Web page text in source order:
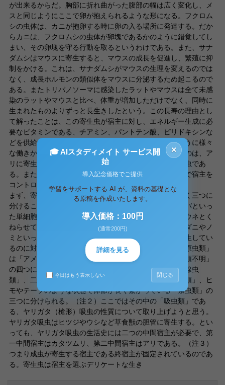
が出来るからだ。胸部に折れ曲がった腹部の幅は広く変化し、メ
スと同じようにここで卵が抱えられるような形になる。フクロム
シの虫体は、カニが抱卵する時に卵の入る場所に発達する。だか
らカニは、フクロムシの虫体が卵塊であるかのように錯覚してし
まい、その卵塊を守る行動を取るというわけである。また、サナ
ダムシはマウスに寄生すると、マウスの成長を促進し、繁殖に抑
制をかける。これは、サナダムシがマウスの生理を変えるのでは
なく、成長ホルモンの類似体をマウスに分泌するため起こるので
ある。またトリパノソーマに感染したラットやマウスは全て未感
染のラットやマウスと比べ、体重が増加しただけでなく、同時に
生まれたものよりずっと長生きしたという。この長寿の理由とし
て解ったことは、この寄生虫が宿主に対し、エネルギー生成に必
要なビタミンである、チアミン、パントテン酸、ピリドキシンな
どを供給したため、ということである。（注１）このように様々
な働きかけを行う寄生虫の中で、私が最も興味を抱いたのは、ア
リに寄生し、アリの脳をコントロールする、という寄生虫であ
る。また寄生虫はどのような成長を遂げ、どういう方法で宿主を
コントロールするのだろうか。
まず、寄生虫と言っても様々な種類が存在するが、大きく三つに
分けることが出来る。一つ目は、マラリアや赤痢アメーバといっ
た単細胞生物である「原虫類」。二つ目は、身体をウネウネとく
ねらせて動く多細胞生物である「蝉虫類」。三つ目は、ダニやノ
ミといった虫で、原虫類や蝉虫類が人や動物の体内に寄生してい
るのに対し、体外で存在する「体外寄生虫」。そして「原虫類」
は「アメーバ類」、「鞭毛虫類」、「胞子虫類」、「分類不明」
の四つに分けられ、「蝉虫類」は、針金状の形をした「線虫
類」、二つの吸盤を持って体内にくっついている「吸虫類」、ヒ
モやテープのような状態で体節が長く繋がっている「条虫類」の
三つに分けられる。（注２）ここではその中の「吸虫類」であ
る、ヤリガタ（槍形）吸虫の性質について取り上げようと思う。
ヤリガタ吸虫はヒツジやウシなど草食獣の胆管に寄生する。とい
っても、ヤリガタ吸虫の生活史には二つの中間宿主が必要で、第
一中間宿主はカタツムリ、第二中間宿主はアリである。（注３）
つまり成虫が寄生する宿主である終宿主が固定されているのであ
る。寄生虫は宿主を選ぶデリケートな生き
×
🎓 AIスタディメイト サービス開
始
導入記念価格でご提供
学習をサポートする AI が、資料の基礎とな
る原稿を作成いたします。
導入価格：100円
(通常200円)
詳細を見る
今日はもう表示しない 閉じる